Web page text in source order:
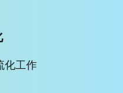
化工作